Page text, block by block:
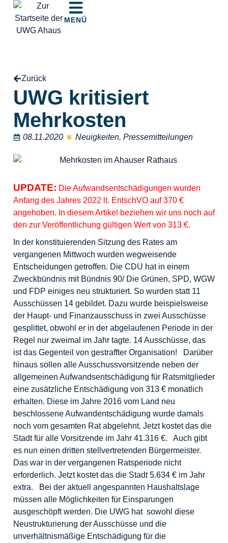
MENÜ
Zurück
UWG kritisiert
Mehrkosten
08.11.2020 Neuigkeiten, Pressemitteilungen
UPDATE: Die Aufwandsentschädigungen wurden
Anfang des Jahres 2022 lt. EntschVO auf 370 €
angehoben. In diesem Artikel beziehen wir uns noch auf
den zur Veröffentlichung gültigen Wert von 313 €.
In der konstituierenden Sitzung des Rates am
vergangenen Mittwoch wurden wegweisende
Entscheidungen getroffen. Die CDU hat in einem
Zweckbündnis mit Bündnis 90/ Die Grünen, SPD, WGW
und FDP einiges neu strukturiert. So wurden statt 11
Ausschüssen 14 gebildet. Dazu wurde beispielsweise
der Haupt- und Finanzausschuss in zwei Ausschüsse
gesplittet, obwohl er in der abgelaufenen Periode in der
Regel nur zweimal im Jahr tagte. 14 Ausschüsse, das
ist das Gegenteil von gestraffter Organisation! Darüber
hinaus sollen alle Ausschussvorsitzende neben der
allgemeinen Aufwandsentschädigung für Ratsmitglieder
eine zusätzliche Entschädigung von 313 € monatlich
erhalten. Diese im Jahre 2016 vom Land neu
beschlossene Aufwandentschädigung wurde damals
noch vom gesamten Rat abgelehnt. Jetzt kostet das die
Stadt für alle Vorsitzende im Jahr 41.316 €. Auch gibt
es nun einen dritten stellvertretenden Bürgermeister.
Das war in der vergangenen Ratsperiode nicht
erforderlich. Jetzt kostet das die Stadt 5.634 € im Jahr
extra. Bei der aktuell angespannten Haushaltslage
müssen alle Möglichkeiten für Einsparungen
ausgeschöpft werden. Die UWG hat sowohl diese
Neustrukturierung der Ausschüsse und die
unverhältnismäßige Entschädigung für die